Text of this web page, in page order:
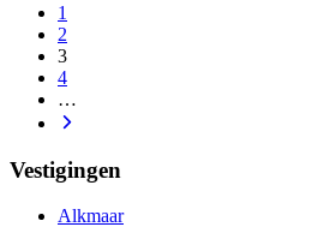
1
2
3
4
…
Vestigingen
Alkmaar